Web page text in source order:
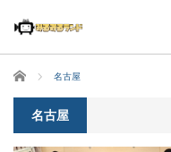
ホーム 名古屋
名古屋